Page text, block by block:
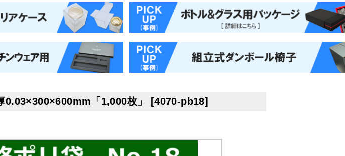
「1,000枚」 [4070-pb18]